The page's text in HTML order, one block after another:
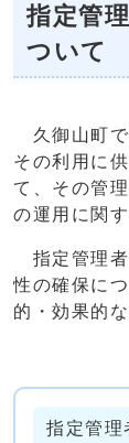
指定管
ついて
久御山町で
その利用に
て、その管
の運用に関
指定管理者
性の確保に
的・効果的
指定管理